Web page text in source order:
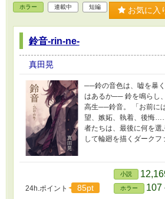
ホラー 連載中 短編 お気に入
鈴音-rin-ne-
真田晃
──鈴の音色は、嘘を暴
はあるか── 鈴を鳴らし
高生──鈴音。 「お前に
望、嫉妬、執着、後悔
者たちは、最後に何を選
して輪廻を描くダークフ
24h.ポイント 85pt
小説
ホラー 107